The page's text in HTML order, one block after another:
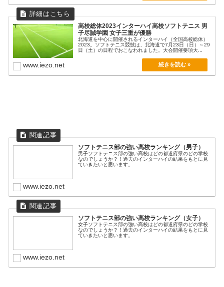
高校総体2023インターハイ高校ソフトテニス 男
子尽誠学園 女子三重が優勝
北海道を中心に開催されるインターハイ（全国高校総体）
2023。ソフトテニス競技は、北海道で7月23日（日）～29
日（土）の日程でおこなわれました。大会開催要項大...
www.iezo.net
ソフトテニス部の強い高校ランキング（男子）
男子ソフトテニス部の強い高校はどの都道府県のどの学校
なのでしょうか？！過去のインターハイの結果をもとに見
ていきたいと思います。
www.iezo.net
ソフトテニス部の強い高校ランキング（女子）
女子ソフトテニス部の強い高校はどの都道府県のどの学校
なのでしょうか？！過去のインターハイの結果をもとに見
ていきたいと思います。
www.iezo.net